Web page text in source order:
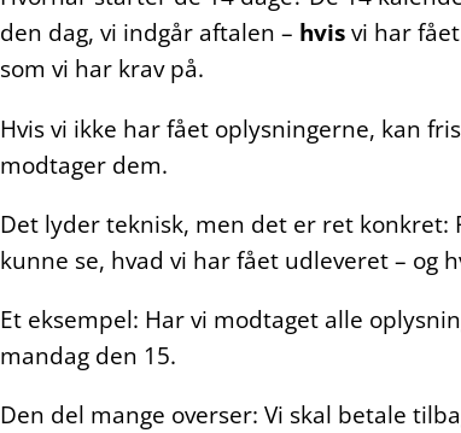
den dag, vi indgår aftalen – hvisvi har
som vi har krav på.
Hvis vi ikke har fået oplysningerne, kan
modtager dem.
Det lyder teknisk, men det er ret konkret:
kunne se, hvad vi har fået udleveret – og
Et eksempel: Har vi modtaget alle
mandag den 15.
Den del mange overser: Vi skal betale